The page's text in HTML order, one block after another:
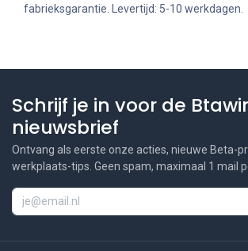
fabrieksgarantie. Levertijd: 5-10 werkdagen.
Schrijf je in voor de
nieuwsbrief
Ontvang als eerste onze acties, nieuwe Beta-
werkplaats-tips. Geen spam, maximaal 1 mail